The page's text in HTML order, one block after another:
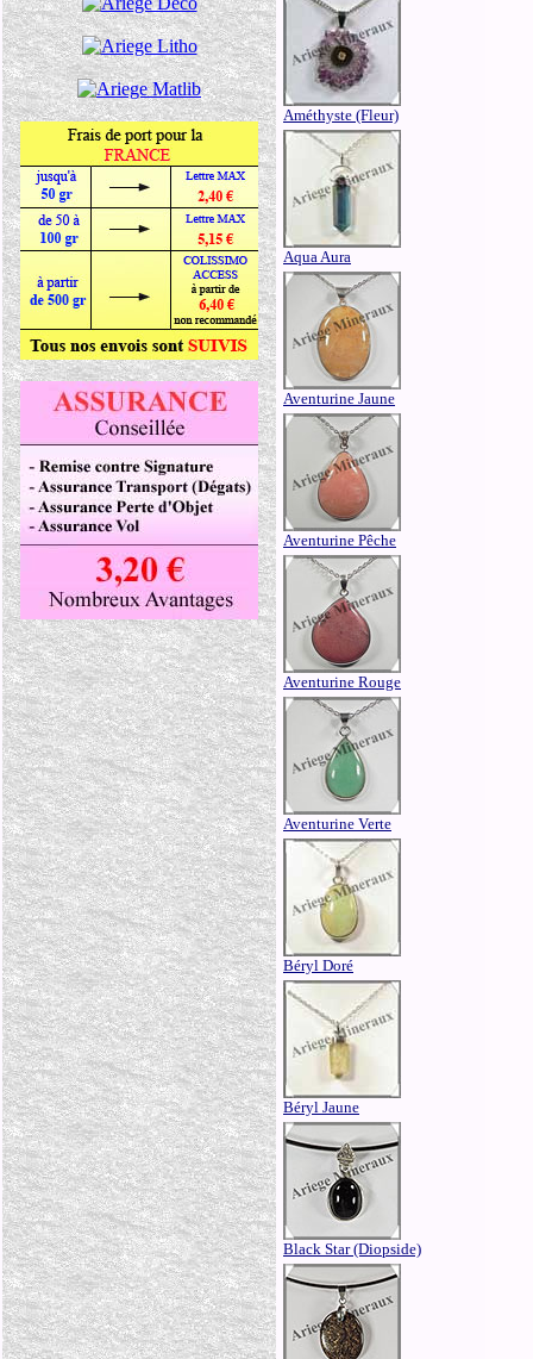
Améthyste (Fleur)
Aqua Aura
Aventurine Jaune
Aventurine Pêche
Aventurine Rouge
Aventurine Verte
Béryl Doré
Béryl Jaune
Black Star (Diopside)